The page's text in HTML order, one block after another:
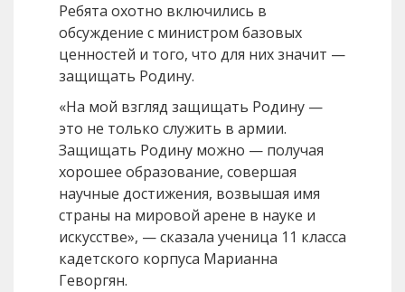
Ребята охотно включились в
обсуждение с министром базовых
ценностей и того, что для них значит —
защищать Родину.
«На мой взгляд защищать Родину —
это не только служить в армии.
Защищать Родину можно — получая
хорошее образование, совершая
научные достижения, возвышая имя
страны на мировой арене в науке и
искусстве», — сказала ученица 11 класса
кадетского корпуса Марианна
Геворгян.